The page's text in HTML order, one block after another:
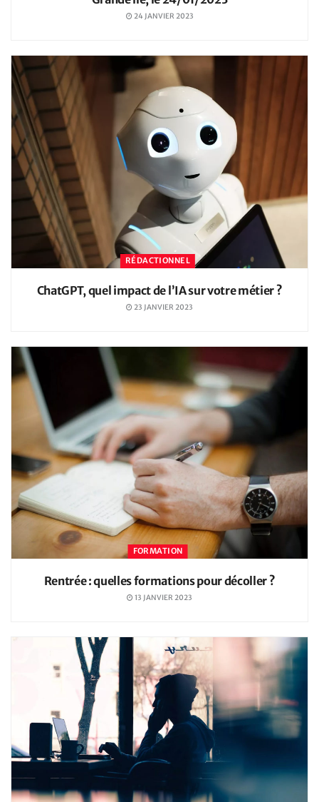
24 JANVIER 2023
RÉDACTIONNEL
ChatGPT, quel impact de l’IA sur votre métier ?
23 JANVIER 2023
FORMATION
Rentrée : quelles formations pour décoller ?
13 JANVIER 2023